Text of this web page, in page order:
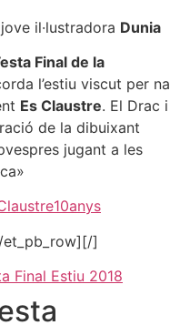
il·lustradora Dunia
Final de la
l’estiu viscut per na
Es Claustre. El Drac i
de la dibuixant
jugant a les
]
Final Estiu 2018